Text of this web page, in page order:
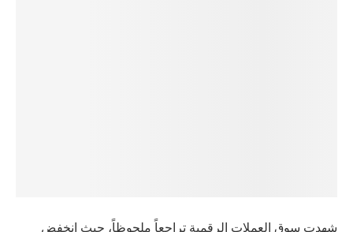
شهدت سوق العملات الرقمية تراجعاً ملحوظاً، حيث انخفض